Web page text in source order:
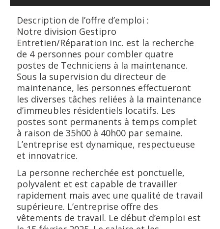
Description de l’offre d’emploi :
Notre division Gestipro
Entretien/Réparation inc. est la recherche
de 4 personnes pour combler quatre
postes de Techniciens à la maintenance.
Sous la supervision du directeur de
maintenance, les personnes effectueront
les diverses tâches reliées à la maintenance
d’immeubles résidentiels locatifs. Les
postes sont permanents à temps complet
à raison de 35h00 à 40h00 par semaine.
L’entreprise est dynamique, respectueuse
et innovatrice.
La personne recherchée est ponctuelle,
polyvalent et est capable de travailler
rapidement mais avec une qualité de travail
supérieure. L’entreprise offre des
vêtements de travail. Le début d’emploi est